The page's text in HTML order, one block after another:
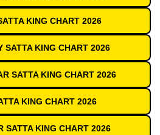
KING CHART 2026
SATTA KING CHART 2026
SATTA KING CHART 2026
KING CHART 2026
SATTA KING CHART 2026